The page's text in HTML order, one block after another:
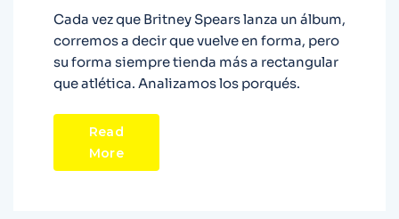
Cada vez que Britney Spears lanza un álbum,
corremos a decir que vuelve en forma, pero
su forma siempre tienda más a rectangular
que atlética. Analizamos los porqués.
Read
More